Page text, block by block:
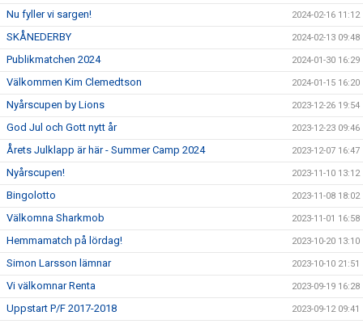
Nu fyller vi sargen! 2024-02-16 11:12
SKÅNEDERBY 2024-02-13 09:48
Publikmatchen 2024 2024-01-30 16:29
Välkommen Kim Clemedtson 2024-01-15 16:20
Nyårscupen by Lions 2023-12-26 19:54
God Jul och Gott nytt år 2023-12-23 09:46
Årets Julklapp är här - Summer Camp 2024 2023-12-07 16:47
Nyårscupen! 2023-11-10 13:12
Bingolotto 2023-11-08 18:02
Välkomna Sharkmob 2023-11-01 16:58
Hemmamatch på lördag! 2023-10-20 13:10
Simon Larsson lämnar 2023-10-10 21:51
Vi välkomnar Renta 2023-09-19 16:28
Uppstart P/F 2017-2018 2023-09-12 09:41